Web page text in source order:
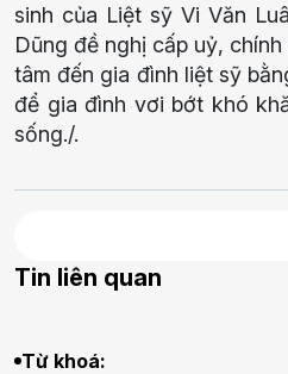
sinh của Liệt sỹ Vi Văn
Dũng đề nghị cấp uỷ,
tâm đến gia đình liệt sỹ
để gia đình vơi bớt khó
sống./.
Tin liên quan
Từ khoá: